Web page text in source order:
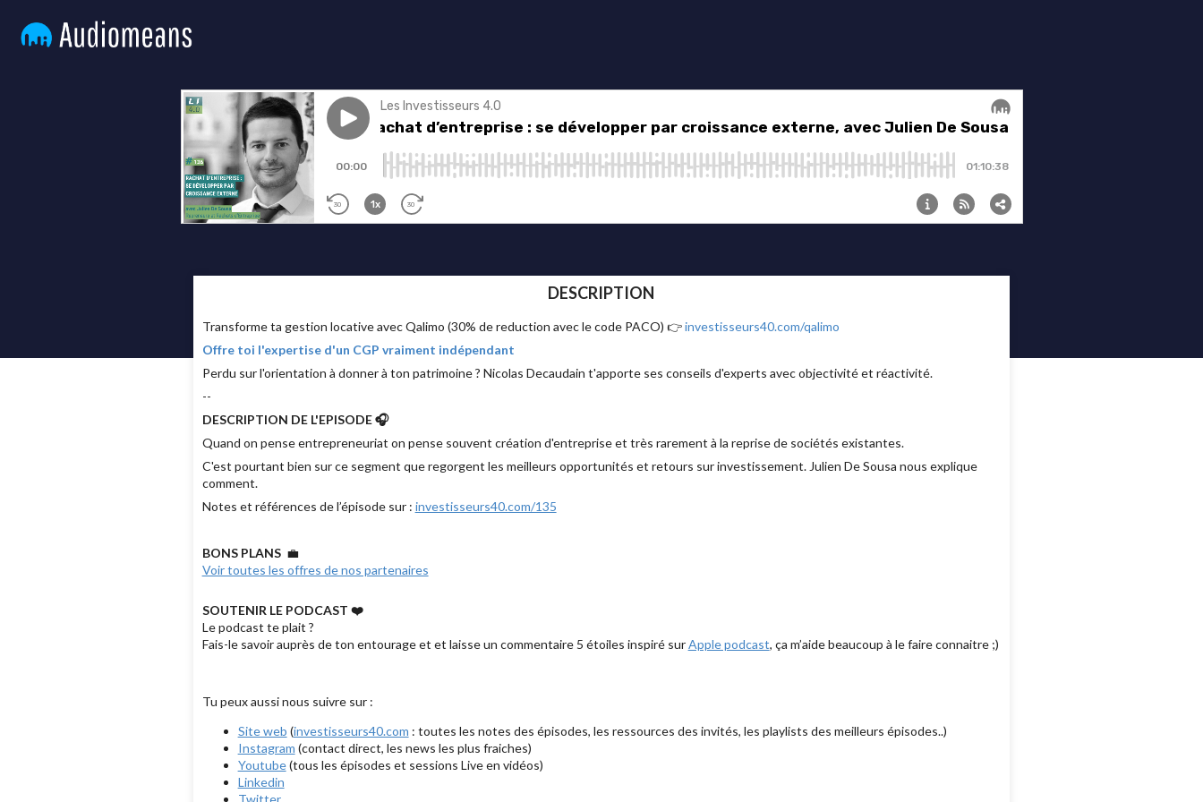
DESCRIPTION
Transforme ta gestion locative avec Qalimo (30% de reduction avec le code PACO) 👉investisseurs40.com/qalimo
Offre toi l'expertise d'un CGP vraiment indépendant
Perdu sur l'orientation à donner à ton patrimoine ? Nicolas Decaudain t'apporte ses conseils d'experts avec objectivité et réactivité.
--
DESCRIPTION DE L'EPISODE 🎧
Quand on pense entrepreneuriat on pense souvent création d'entreprise et très rarement à la reprise de sociétés existantes.
C'est pourtant bien sur ce segment que regorgent les meilleurs opportunités et retours sur investissement. Julien De Sousa nous explique
comment.
Notes et références de l’épisode sur : investisseurs40.com/135
BONS PLANS 💼
Voir toutes les offres de nos partenaires
SOUTENIR LE PODCAST ❤️
Le podcast te plait ?
Fais-le savoir auprès de ton entourage et et laisse un commentaire 5 étoiles inspiré surApple podcast, ça m’aide beaucoup à le faire connaitre ;)
Tu peux aussi nous suivre sur :
Site web (investisseurs40.com : toutes les notes des épisodes, les ressources des invités, les playlists des meilleurs épisodes..)
Instagram (contact direct, les news les plus fraiches)
Youtube(tous les épisodes et sessions Live en vidéos)
Linkedin